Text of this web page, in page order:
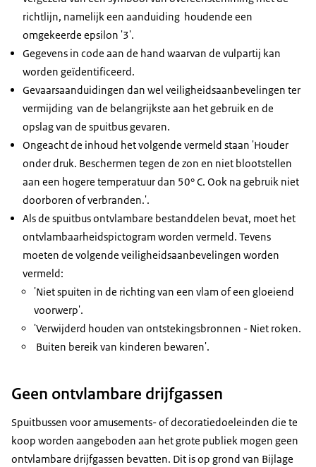
richtlijn, namelijk een aanduiding houdende een
omgekeerde epsilon '3'.
Gegevens in code aan de hand waarvan de vulpartij kan
worden geïdentificeerd.
Gevaarsaanduidingen dan wel veiligheidsaanbevelingen ter
vermijding van de belangrijkste aan het gebruik en de
opslag van de spuitbus gevaren.
Ongeacht de inhoud het volgende vermeld staan 'Houder
onder druk. Beschermen tegen de zon en niet blootstellen
aan een hogere temperatuur dan 50° C. Ook na gebruik niet
doorboren of verbranden.'.
Als de spuitbus ontvlambare bestanddelen bevat, moet het
ontvlambaarheidspictogram worden vermeld. Tevens
moeten de volgende veiligheidsaanbevelingen worden
vermeld:
'Niet spuiten in de richting van een vlam of een gloeiend
voorwerp'.
'Verwijderd houden van ontstekingsbronnen - Niet roken.
Buiten bereik van kinderen bewaren'.
Geen ontvlambare drijfgassen
Spuitbussen voor amusements- of decoratiedoeleinden die te
koop worden aangeboden aan het grote publiek mogen geen
ontvlambare drijfgassen bevatten. Dit is op grond van Bijlage